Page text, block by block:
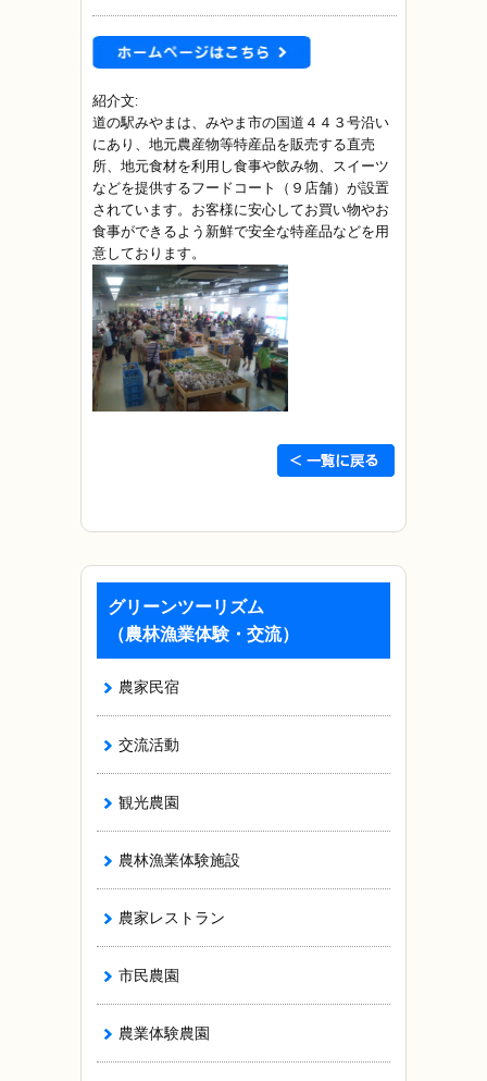
紹介文:
道の駅みやまは、みやま市の国道４４３号沿い
にあり、地元農産物等特産品を販売する直売
所、地元食材を利用し食事や飲み物、スイーツ
などを提供するフードコート（９店舗）が設置
されています。お客様に安心してお買い物やお
食事ができるよう新鮮で安全な特産品などを用
意しております。
グリーンツーリズム
（農林漁業体験・交流）
農家民宿
交流活動
観光農園
農林漁業体験施設
農家レストラン
市民農園
農業体験農園